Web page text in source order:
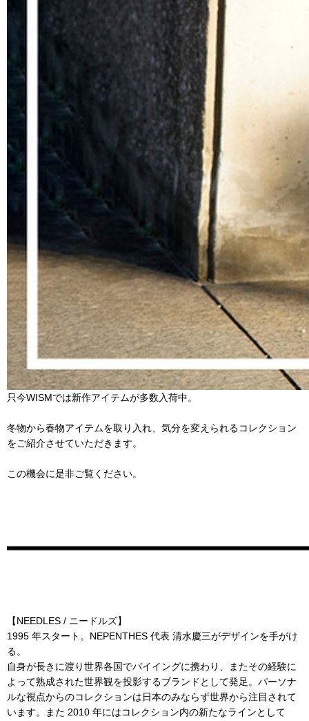
只今WISMでは新作アイテムが多数入荷中。
冬物から春物アイテムを取り入れ、気分を変えられるコレクション
をご紹介させていただきます。
この機会に是非ご覧ください。
【NEEDLES / ニードルズ】
1995 年スタート。NEPENTHES 代表 清水慶三がデザインを手がけ
る。
自身が長きに渡り世界各国でバイイングに携わり、またその経験に
よって熟成された世界観を投影するブランドとして発足。パーソナ
ルな視点からのコレクションは日本のみならず世界から注目されて
います。また 2010 年にはコレクション内の新たなラインとして